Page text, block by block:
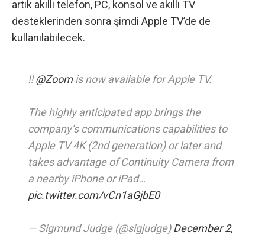
artık akıllı telefon, PC, konsol ve akıllı TV
desteklerinden sonra şimdi Apple TV’de de
kullanılabilecek.
‼️@Zoomis now available for Apple TV.
The highly anticipated app brings the
company’s communications capabilities to
Apple TV 4K (2nd generation) or later and
takes advantage of Continuity Camera from
a nearby iPhone or iPad…
pic.twitter.com/vCn1aGjbE0
— Sigmund Judge (@sigjudge)December 2,